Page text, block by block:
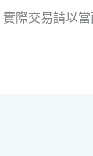
際交易請以